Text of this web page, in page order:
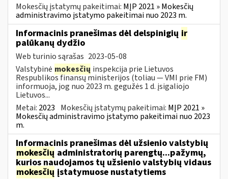
Mokesčių įstatymų pakeitimai: MĮP 2021 » Mokesčių
administravimo įstatymo pakeitimai nuo 2023 m.
Informacinis pranešimas dėl delspinigių ir
palūkanų dydžio
Web turinio sąrašas 2023-05-08
Valstybinė mokesčių inspekcija prie Lietuvos
Respublikos finansų ministerijos (toliau — VMI prie FM)
informuoja, jog nuo 2023 m. gegužės 1 d. įsigaliojo
Lietuvos...
Metai: 2023 Mokesčių įstatymų pakeitimai: MĮP 2021 »
Mokesčių administravimo įstatymo pakeitimai nuo 2023
m.
Informacinis pranešimas dėl užsienio valstybių
mokesčių administratorių parengtų...pažymų,
kurios naudojamos tų užsienio valstybių vidaus
mokesčių įstatymuose nustatytiems